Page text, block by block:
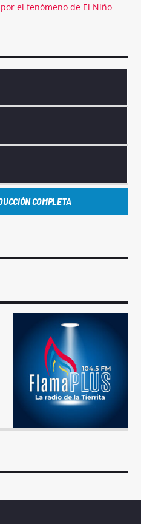
el fenómeno de El Niño
COMPLETA